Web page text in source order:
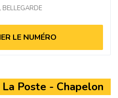
BELLEGARDE
LE NUMÉRO
Poste - Chapelon